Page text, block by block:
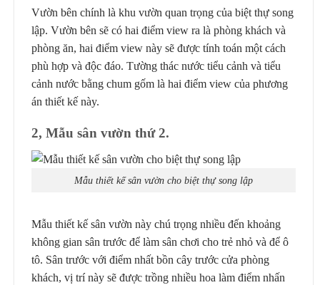
Vườn bên chính là khu vườn quan trọng của biệt thự song
lập. Vườn bên sẽ có hai điểm view ra là phòng khách và
phòng ăn, hai điểm view này sẽ được tính toán một cách
phù hợp và độc đáo. Tường thác nước tiểu cảnh và tiểu
cảnh nước bằng chum gốm là hai điểm view của phương
án thiết kế này.
2, Mẫu sân vườn thứ 2.
Mẫu thiết kế sân vườn cho biệt thự song lập
Mẫu thiết kế sân vườn này chú trọng nhiều đến khoảng
không gian sân trước để làm sân chơi cho trẻ nhỏ và để ô
tô. Sân trước với điểm nhất bồn cây trước cửa phòng
khách, vị trí này sẽ được trồng nhiều hoa làm điểm nhấn